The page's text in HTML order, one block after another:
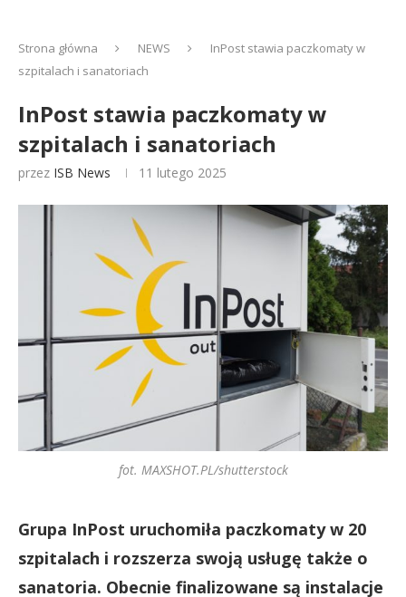
Strona główna NEWS
InPost stawia paczkomaty w
szpitalach i sanatoriach
InPost stawia paczkomaty w
szpitalach i sanatoriach
przez ISB News 11 lutego 2025
fot. MAXSHOT.PL/shutterstock
Grupa InPost uruchomiła paczkomaty w 20
szpitalach i rozszerza swoją usługę także o
sanatoria. Obecnie finalizowane są instalacje